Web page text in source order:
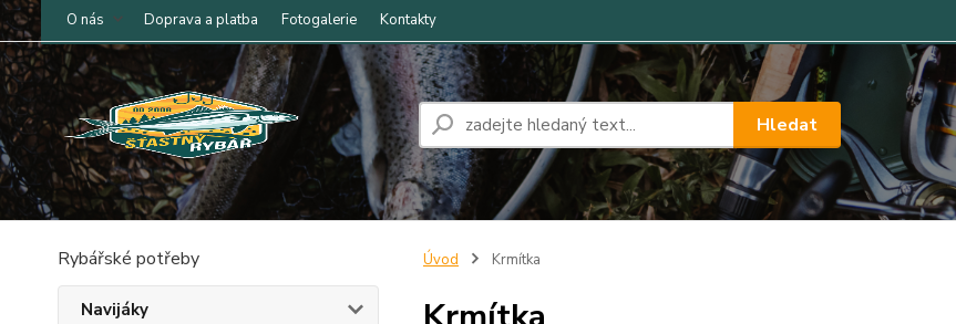
O nás Doprava a platba Fotogalerie Kontakty
Hledat
Rybářské potřeby
Navijáky
Úvod Krmítka